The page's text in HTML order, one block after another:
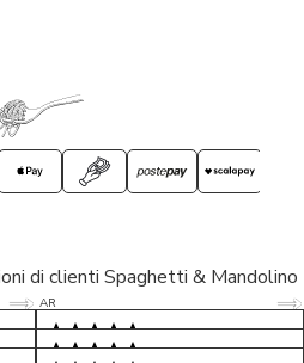
di clienti Spaghetti & Mandolino
AR 5/5
D* 5/5
S* 5/5